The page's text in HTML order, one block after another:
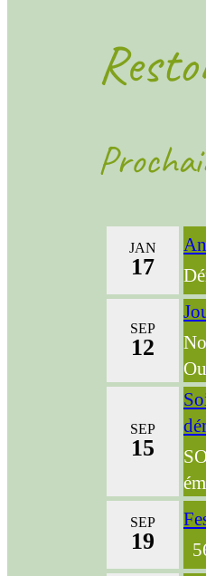
JAN
17
SEP
12
SEP
15
SEP
19